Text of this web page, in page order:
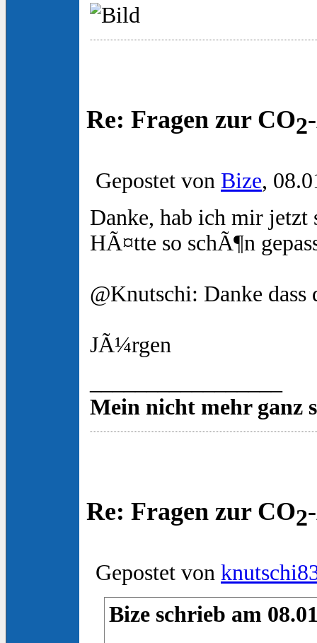
Re: Fragen zur CO2
Gepostet von Bize,
Danke, hab ich mir jetzt
HÃ¤tte so schÃ¶n
@Knutschi: Danke dass
JÃ¼rgen
Mein nicht mehr ganz
Re: Fragen zur CO2
Gepostet von
Bize schrieb am